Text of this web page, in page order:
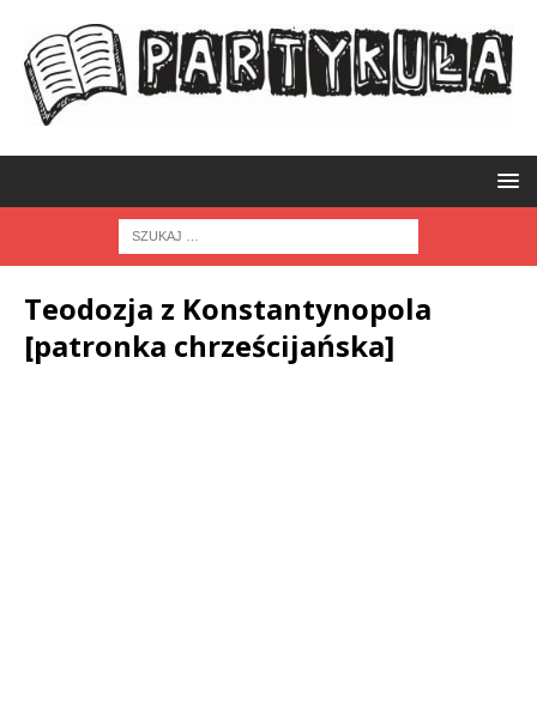
Teodozja z Konstantynopola
[patronka chrześcijańska]